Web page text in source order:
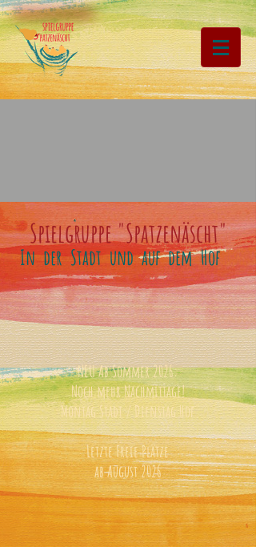
Spielgruppe "Spatzenäscht"
In der Stadt und auf dem Hof
NEU Ab Sommer 2026:
Noch mehr Nachmittage!
Montag Stadt / Dienstag Hof
Letzte Freie Plätze
ab August 2026